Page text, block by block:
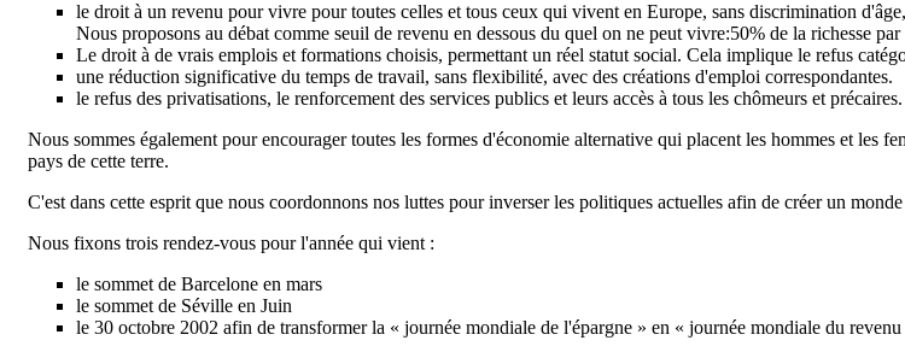
le droit à un revenu pour vivre pour toutes celles et tous ceux qui vivent en Europe, sans discrimination
Nous proposons au débat comme seuil de revenu en dessous du quel on ne peut vivre:50% de la richesse
Le droit à de vrais emplois et formations choisis, permettant un réel statut social. Cela implique le refus
une réduction significative du temps de travail, sans flexibilité, avec des créations d'emploi correspondantes.
le refus des privatisations, le renforcement des services publics et leurs accès à tous les chômeurs et précaires.
Nous sommes également pour encourager toutes les formes d'économie alternative qui placent les hommes et les
pays de cette terre.
C'est dans cette esprit que nous coordonnons nos luttes pour inverser les politiques actuelles afin de créer un
Nous fixons trois rendez-vous pour l'année qui vient :
le sommet de Barcelone en mars
le sommet de Séville en Juin
le 30 octobre 2002 afin de transformer la « journée mondiale de l'épargne » en « journée mondiale du revenu